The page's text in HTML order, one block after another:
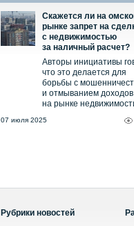
Скажется ли на
рынке запрет на
с недвижимостью
за наличный расчет?
Авторы инициативы
что это делается для
борьбы с
и отмыванием доходов
на рынке
07 июля 2025
Рубрики новостей